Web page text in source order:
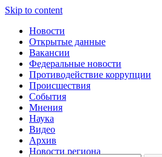
Skip to content
Новости
Открытые данные
Вакансии
Федеральные новости
Противодействие коррупции
Происшествия
События
Мнения
Наука
Видео
Архив
Новости региона